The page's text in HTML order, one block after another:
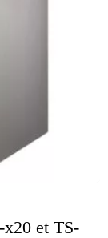
et TS-